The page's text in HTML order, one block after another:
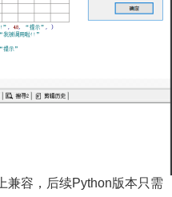
容，后续Python版本只需